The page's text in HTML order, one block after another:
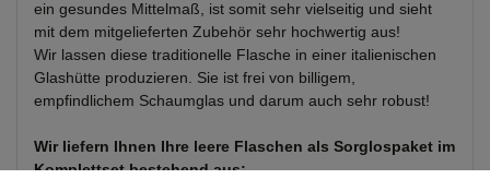
ein gesundes Mittelmaß, ist somit sehr vielseitig und sieht
mit dem mitgelieferten Zubehör sehr hochwertig aus!
Wir lassen diese traditionelle Flasche in einer italienischen
Glashütte produzieren. Sie ist frei von billigem,
empfindlichem Schaumglas und darum auch sehr robust!
Wir liefern Ihnen Ihre leere Flaschen als Sorglospaket im
Komplettset bestehend aus: